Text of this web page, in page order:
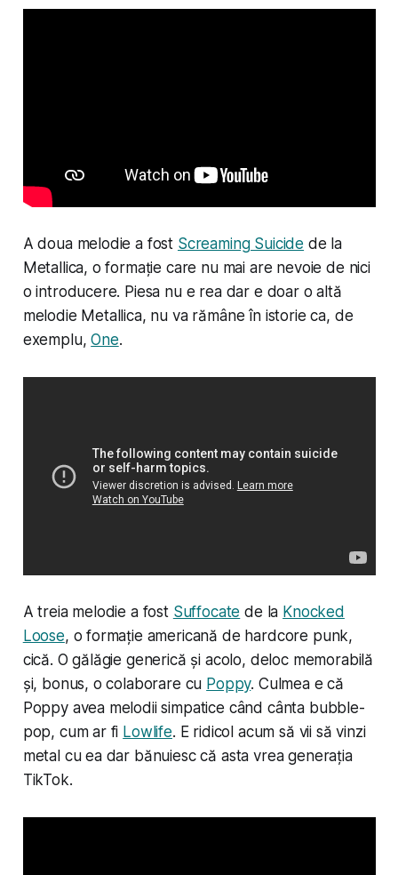
A doua melodie a fost Screaming Suicide de la
Metallica, o formație care nu mai are nevoie de nici
o introducere. Piesa nu e rea dar e doar o altă
melodie Metallica, nu va rămâne în istorie ca, de
exemplu,One.
A treia melodie a fost Suffocate de la Knocked
Loose, o formație americană de hardcore punk,
cică. O gălăgie generică și acolo, deloc memorabilă
și, bonus, o colaborare cu Poppy. Culmea e că
Poppy avea melodii simpatice când cânta bubble-
pop, cum ar fi Lowlife. E ridicol acum să vii să vinzi
metal cu ea dar bănuiesc că asta vrea generația
TikTok.